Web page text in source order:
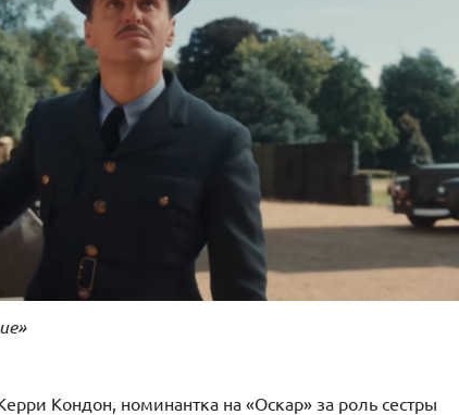
Кондон, номинантка на «Оскар» за роль сестры